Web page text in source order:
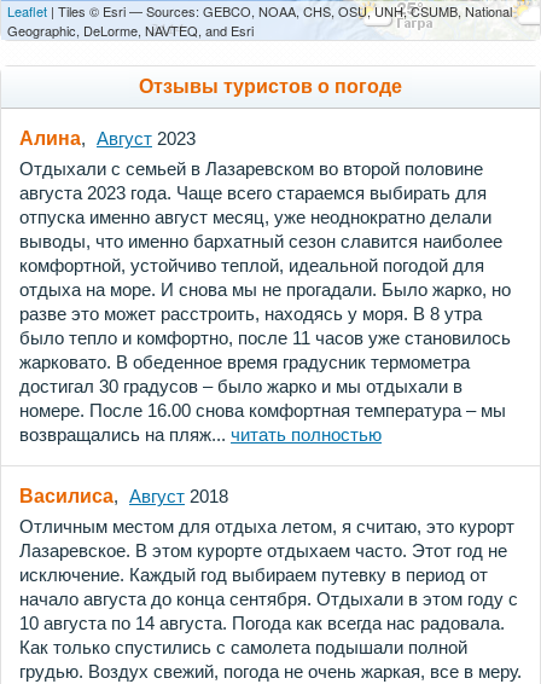
Leaflet | Tiles © Esri — Sources: GEBCO, NOAA, CHS, OSU, UNH, CSUMB, National
Geographic, DeLorme, NAVTEQ, and Esri
Отзывы туристов о погоде
Алина, Август 2023
Отдыхали с семьей в Лазаревском во второй половине
августа 2023 года. Чаще всего стараемся выбирать для
отпуска именно август месяц, уже неоднократно делали
выводы, что именно бархатный сезон славится наиболее
комфортной, устойчиво теплой, идеальной погодой для
отдыха на море. И снова мы не прогадали. Было жарко, но
разве это может расстроить, находясь у моря. В 8 утра
было тепло и комфортно, после 11 часов уже становилось
жарковато. В обеденное время градусник термометра
достигал 30 градусов – было жарко и мы отдыхали в
номере. После 16.00 снова комфортная температура – мы
возвращались на пляж... читать полностью
Василиса, Август 2018
Отличным местом для отдыха летом, я считаю, это курорт
Лазаревское. В этом курорте отдыхаем часто. Этот год не
исключение. Каждый год выбираем путевку в период от
начало августа до конца сентября. Отдыхали в этом году с
10 августа по 14 августа. Погода как всегда нас радовала.
Как только спустились с самолета подышали полной
грудью. Воздух свежий, погода не очень жаркая, все в меру.